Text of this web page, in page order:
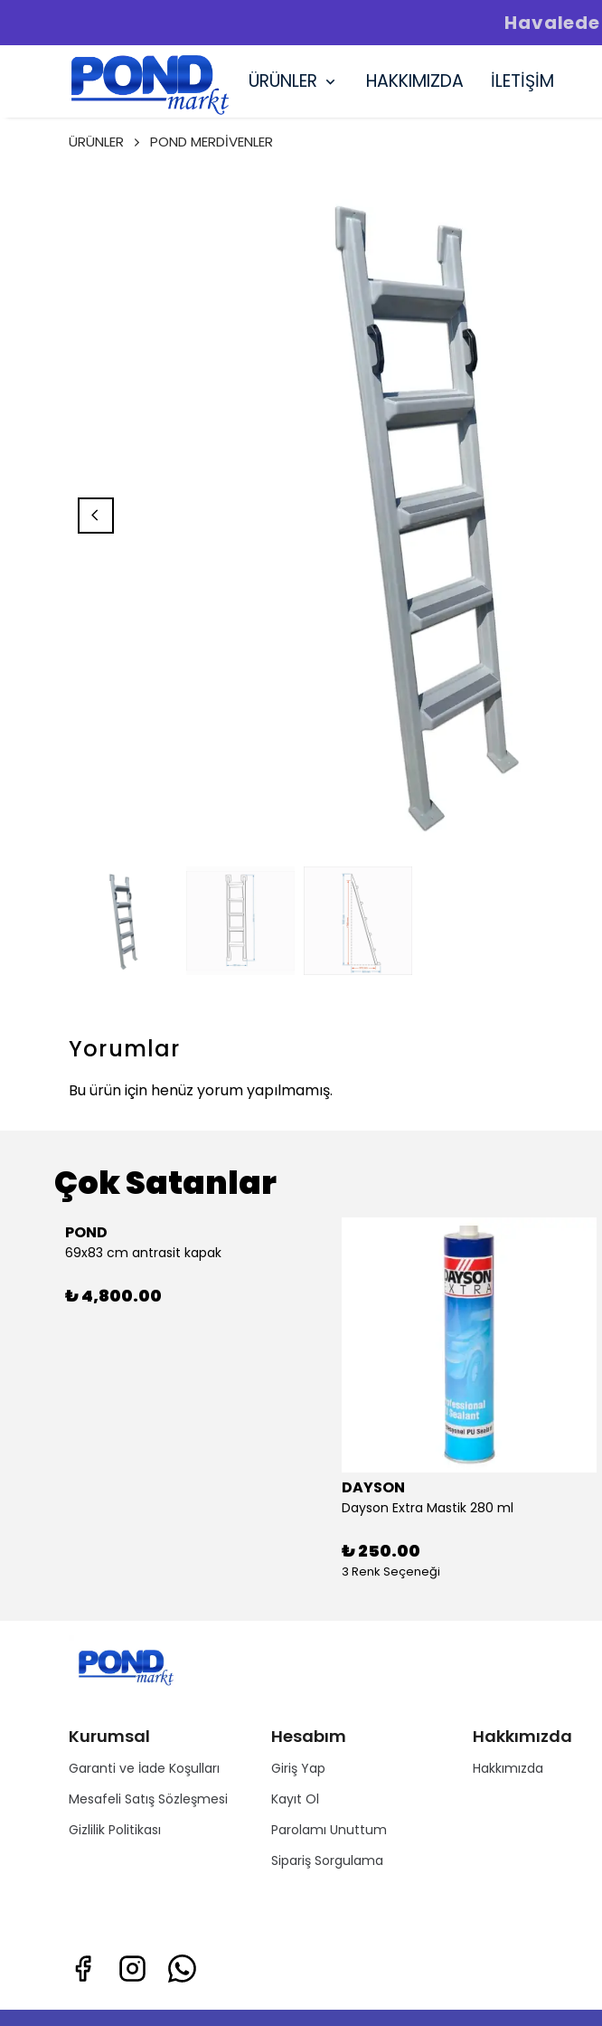
ÜRÜNLER HAKKIMIZDA İLETİŞİM
ÜRÜNLER POND MERDİVENLER
Yorumlar
Bu ürün için henüz yorum yapılmamış.
Çok Satanlar
POND
69x83 cm antrasit kapak
₺ 4,800.00
DAYSON
Dayson Extra Mastik 280 ml
₺ 250.00
3 Renk Seçeneği
Kurumsal
Garanti ve İade Koşulları
Mesafeli Satış Sözleşmesi
Gizlilik Politikası
Hesabım
Giriş Yap
Kayıt Ol
Parolamı Unuttum
Sipariş Sorgulama
Hakkımızda
Hakkımızda